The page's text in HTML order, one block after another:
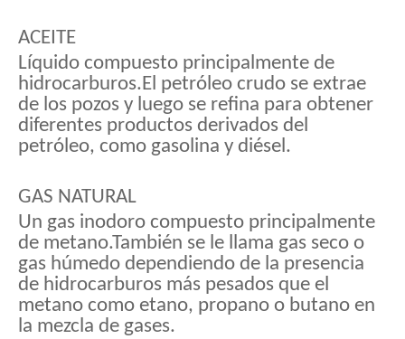
ACEITE
Líquido compuesto principalmente de
hidrocarburos.El petróleo crudo se extrae
de los pozos y luego se refina para obtener
diferentes productos derivados del
petróleo, como gasolina y diésel.
GAS NATURAL
Un gas inodoro compuesto principalmente
de metano.También se le llama gas seco o
gas húmedo dependiendo de la presencia
de hidrocarburos más pesados ​​que el
metano como etano, propano o butano en
la mezcla de gases.